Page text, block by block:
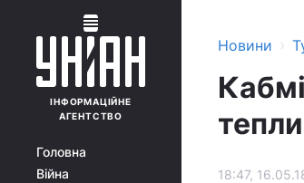
ІНФОРМАЦІЙНЕ
АГЕНТСТВО
Головна
Війна
Новини ›
18:47,